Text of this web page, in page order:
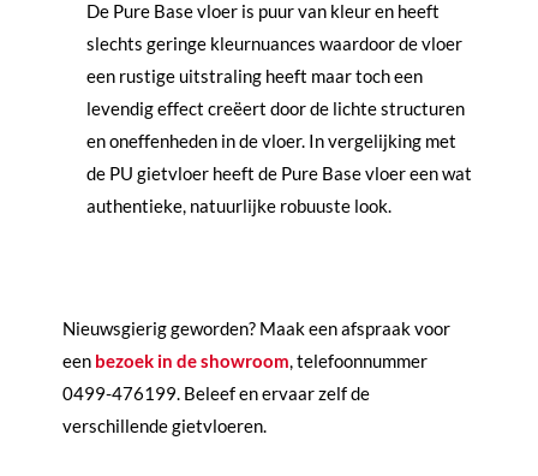
De Pure Base vloer is puur van kleur en heeft
slechts geringe kleurnuances waardoor de vloer
een rustige uitstraling heeft maar toch een
levendig effect creëert door de lichte structuren
en oneffenheden in de vloer. In vergelijking met
de PU gietvloer heeft de Pure Base vloer een wat
authentieke, natuurlijke robuuste look.
Nieuwsgierig geworden? Maak een afspraak voor
een bezoek in de showroom , telefoonnummer
0499-476199. Beleef en ervaar zelf de
verschillende gietvloeren.